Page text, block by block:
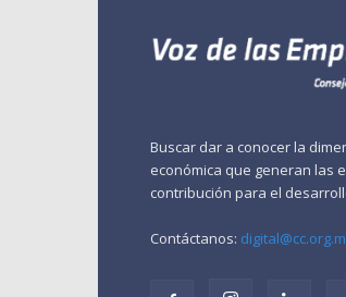
Buscar dar a conocer la
económica que generan las
contribución para el
Contáctanos: